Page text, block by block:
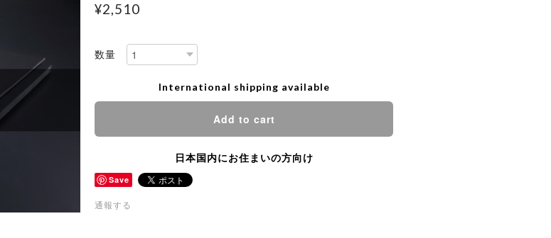
¥2,510
数量
International shipping available
Add to cart
日本国内にお住まいの方向け
Save
通報する